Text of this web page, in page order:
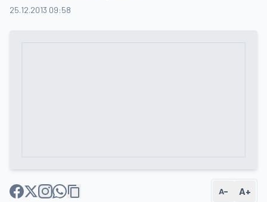
25.12.2013 09:58
A− A+